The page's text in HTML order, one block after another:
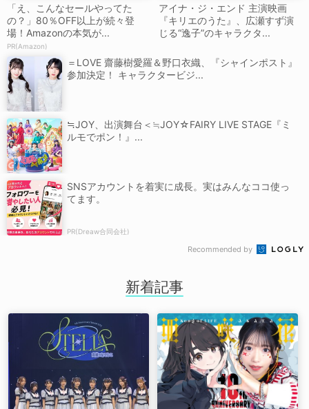
「え、こんなセールやってた
の？」80％OFF以上が続々登
場！Amazonの本気が...
PR(Amazon)
アイナ・ジ・エンド 主演映画
『キリエのうた』、広瀬すず演
じる“逸子”のキャラクタ...
＝LOVE 齋藤樹愛羅＆野口衣織、『シャインポスト』
参加決定！ キャラクタービジ...
≒JOY、出演舞台＜≒JOY☆FAIRY LIVE STAGE『ミ
ルモでポン！』...
SNSアカウントを着実に成長。実はみんなココ使っ
てます。
PR(Dreaw合同会社)
Recommended by
新着記事